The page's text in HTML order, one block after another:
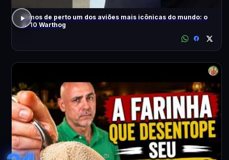
Vimos de perto um dos aviões mais icônicas do mundo: o
A-10 Warthog